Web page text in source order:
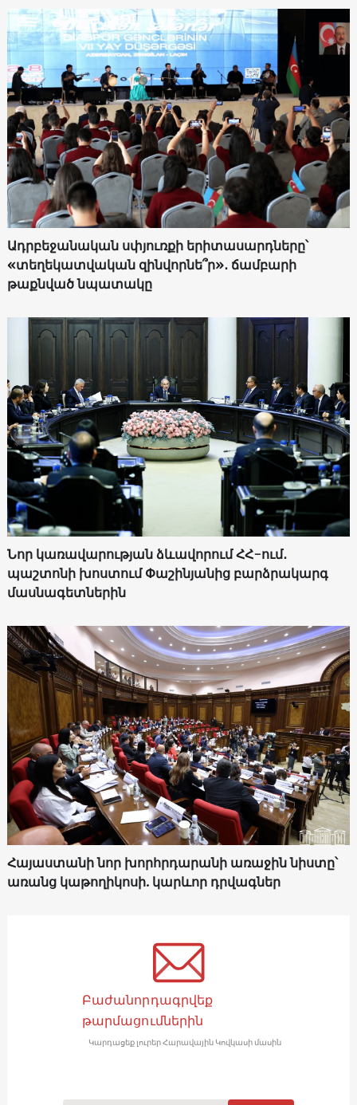
Ադրբեջանական սփյուռքի երիտասարդները՝
«տեղեկատվական զինվորնե՞ր»․ ճամբարի
թաքնված նպատակը
Նոր կառավարության ձևավորում ՀՀ-ում․
պաշտոնի խոստում Փաշինյանից բարձրակարգ
մասնագետներին
Հայաստանի նոր խորհրդարանի առաջին նիստը՝
առանց կաթողիկոսի. կարևոր դրվագներ
Բաժանորդագրվեք
թարմացումներին
Կարդացեք լուրեր Հարավային Կովկասի մասին